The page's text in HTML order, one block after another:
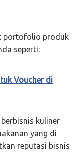
portofolio produk
seperti:
Voucher di
kuliner
yang di
reputasi bisnis